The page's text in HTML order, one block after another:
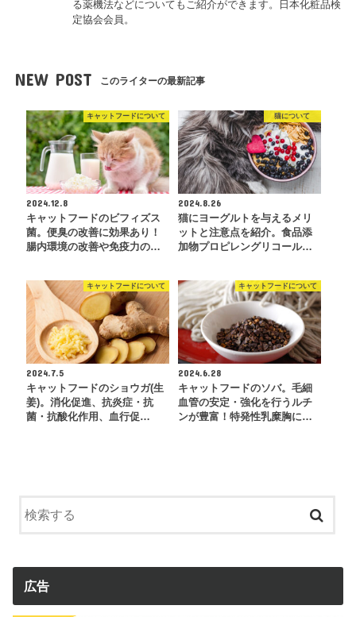
る薬機法などについてもご紹介ができます。日本化粧品検
定協会会員。
NEW POST このライターの最新記事
キャットフードについて
2024.12.8
キャットフードのビフィズス
菌。便臭の改善に効果あり！
腸内環境の改善や免疫力の…
猫について
2024.8.26
猫にヨーグルトを与えるメリ
ットと注意点を紹介。食品添
加物プロピレングリコール…
キャットフードについて
2024.7.5
キャットフードのショウガ(生
姜)。消化促進、抗炎症・抗
菌・抗酸化作用、血行促…
キャットフードについて
2024.6.28
キャットフードのソバ。毛細
血管の安定・強化を行うルチ
ンが豊富！特発性乳糜胸に…
広告